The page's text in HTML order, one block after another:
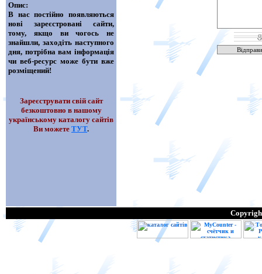
Опис:
В нас постійно появляються
нові зареєстровані сайти,
тому, якщо ви чогось не
знайшли, заходіть наступного
дня, потрібна вам інформація
чи веб-ресурс може бути вже
розміщений!
Зареєструвати свій сайт
безкоштовно в нашому
українському каталогу сайтів
Ви можете ТУТ.